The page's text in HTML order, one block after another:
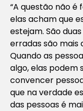
“A questão não
elas acham que
estejam. São
erradas são mais
Quando as
algo, elas podem
convencer
que na verdade
das pessoas é